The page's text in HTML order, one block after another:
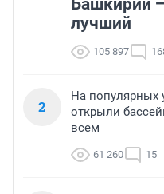
Башкирии
лучший
105 897
2
На популярных
открыли
всем
61 260 15